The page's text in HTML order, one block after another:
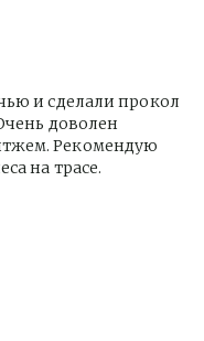
и сделали прокол
доволен
Рекомендую
на трасе.